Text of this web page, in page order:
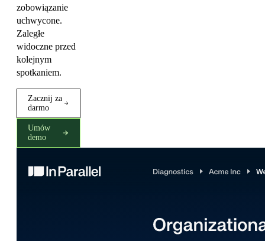
zobowiązanie
uchwycone.
Zaległe
widoczne przed
kolejnym
spotkaniem.
Zacznij za
darmo
Umów
demo